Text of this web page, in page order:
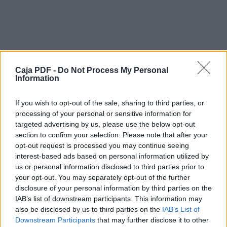
Caja PDF - Do Not Process My Personal
Information
If you wish to opt-out of the sale, sharing to third parties, or
processing of your personal or sensitive information for
targeted advertising by us, please use the below opt-out
section to confirm your selection. Please note that after your
opt-out request is processed you may continue seeing
interest-based ads based on personal information utilized by
us or personal information disclosed to third parties prior to
your opt-out. You may separately opt-out of the further
disclosure of your personal information by third parties on the
IAB’s list of downstream participants. This information may
also be disclosed by us to third parties on the IAB’s List of
Downstream Participants that may further disclose it to other
Junior
INDEPENDIENTE
5
201
MARTINEZ MENDEZ IVAN
Senior
INDEPENDIENTE
0:52:15
Descargar el documento (PDF)
Clasificacion XXII Ruta Santa Barbara.pdf (PDF, 166 KB)